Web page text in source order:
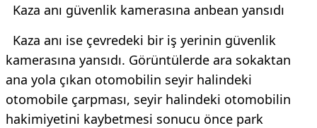
Kaza anı güvenlik kamerasına anbean yansıdı
Kaza anı ise çevredeki bir iş yerinin güvenlik
kamerasına yansıdı. Görüntülerde ara sokaktan
ana yola çıkan otomobilin seyir halindeki
otomobile çarpması, seyir halindeki otomobilin
hakimiyetini kaybetmesi sonucu önce park